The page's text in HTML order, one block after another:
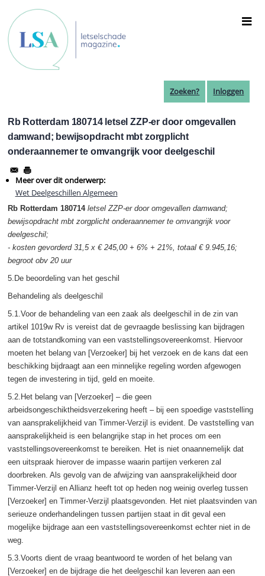
naar
de
inhoud
gaan
Zoeken? Inloggen
Rb Rotterdam 180714 letsel ZZP-er door omgevallen
damwand; bewijsopdracht mbt zorgplicht
onderaannemer te omvangrijk voor deelgeschil
Meer over dit onderwerp:
Wet Deelgeschillen Algemeen
Rb Rotterdam 180714 letsel ZZP-er door omgevallen damwand;
bewijsopdracht mbt zorgplicht onderaannemer te omvangrijk voor
deelgeschil;
- kosten gevorderd 31,5 x € 245,00 + 6% + 21%, totaal € 9.945,16;
begroot obv 20 uur
5.De beoordeling van het geschil
Behandeling als deelgeschil
5.1.Voor de behandeling van een zaak als deelgeschil in de zin van
artikel 1019w Rv is vereist dat de gevraagde beslissing kan bijdragen
aan de totstandkoming van een vaststellingsovereenkomst. Hiervoor
moeten het belang van [Verzoeker] bij het verzoek en de kans dat een
beschikking bijdraagt aan een minnelijke regeling worden afgewogen
tegen de investering in tijd, geld en moeite.
5.2.Het belang van [Verzoeker] – die geen
arbeidsongeschiktheidsverzekering heeft – bij een spoedige vaststelling
van aansprakelijkheid van Timmer-Verzijl is evident. De vaststelling van
aansprakelijkheid is een belangrijke stap in het proces om een
vaststellingsovereenkomst te bereiken. Het is niet onaannemelijk dat
een uitspraak hierover de impasse waarin partijen verkeren zal
doorbreken. Als gevolg van de afwijzing van aansprakelijkheid door
Timmer-Verzijl en Allianz heeft tot op heden nog weinig overleg tussen
[Verzoeker] en Timmer-Verzijl plaatsgevonden. Het niet plaatsvinden van
serieuze onderhandelingen tussen partijen staat in dit geval een
mogelijke bijdrage aan een vaststellingsovereenkomst echter niet in de
weg.
5.3.Voorts dient de vraag beantwoord te worden of het belang van
[Verzoeker] en de bijdrage die het deelgeschil kan leveren aan een